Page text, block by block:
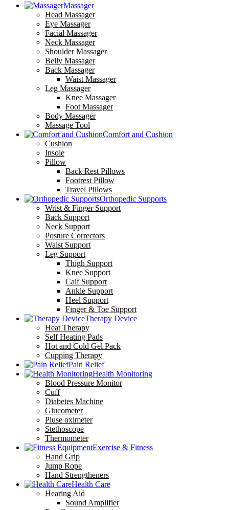
Massager
Head Massager
Eye Massager
Facial Massager
Neck Massager
Shoulder Massager
Belly Massager
Back Massager
Waist Massager
Leg Massager
Knee Massager
Foot Massager
Body Massager
Massage Tool
Comfort and Cushion
Cushion
Insole
Pillow
Back Rest Pillows
Footrest Pillow
Travel Pillows
Orthopedic Supports
Wrist & Finger Support
Back Support
Neck Support
Posture Correctors
Waist Support
Leg Support
Thigh Support
Knee Support
Calf Support
Ankle Support
Heel Support
Finger & Toe Support
Therapy Device
Heat Therapy
Self Heating Pads
Hot and Cold Gel Pack
Cupping Therapy
Pain Relief
Health Monitoring
Blood Pressure Monitor
Cuff
Diabetes Machine
Glucometer
Pluse oximeter
Stethoscope
Thermometer
Exercise & Fitness
Hand Grip
Jump Rope
Hand Strengtheners
Health Care
Hearing Aid
Sound Amplifier